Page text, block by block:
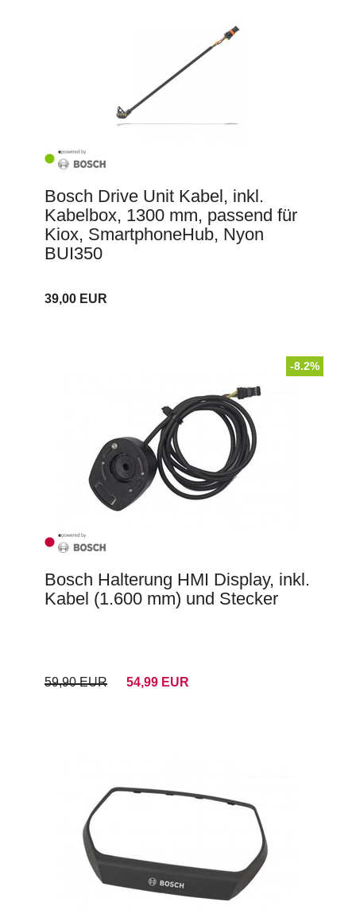
Bosch Drive Unit Kabel, inkl.
Kabelbox, 1300 mm, passend für
Kiox, SmartphoneHub, Nyon
BUI350
39,00 EUR
-8.2%
Bosch Halterung HMI Display, inkl.
Kabel (1.600 mm) und Stecker
59,90 EUR 54,99 EUR